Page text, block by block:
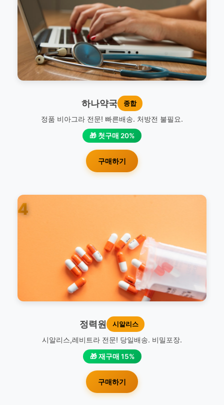
하나약국 종합
정품 비아그라 전문! 빠른배송. 처방전 불필요.
🎁 첫구매 20%
구매하기
4
정력원 시알리스
시알리스,레비트라 전문! 당일배송. 비밀포장.
🎁 재구매 15%
구매하기